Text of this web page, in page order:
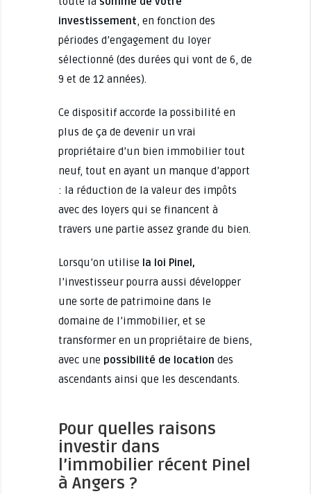
investissement, en fonction des
périodes d’engagement du loyer
sélectionné (des durées qui vont de 6, de
9 et de 12 années).
Ce dispositif accorde la possibilité en
plus de ça de devenir un vrai
propriétaire d’un bien immobilier tout
neuf, tout en ayant un manque d’apport
: la réduction de la valeur des impôts
avec des loyers qui se financent à
travers une partie assez grande du bien.
Lorsqu’on utilise la loi Pinel,
l’investisseur pourra aussi développer
une sorte de patrimoine dans le
domaine de l’immobilier, et se
transformer en un propriétaire de biens,
avec une possibilité de location des
ascendants ainsi que les descendants.
Pour quelles raisons
investir dans
l’immobilier récent Pinel
à Angers ?